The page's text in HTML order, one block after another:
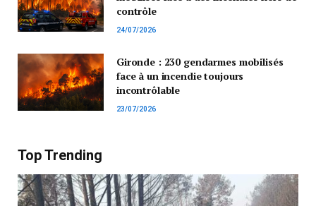
contrôle
24/07/2026
Gironde : 230 gendarmes mobilisés
face à un incendie toujours
incontrôlable
23/07/2026
Top Trending